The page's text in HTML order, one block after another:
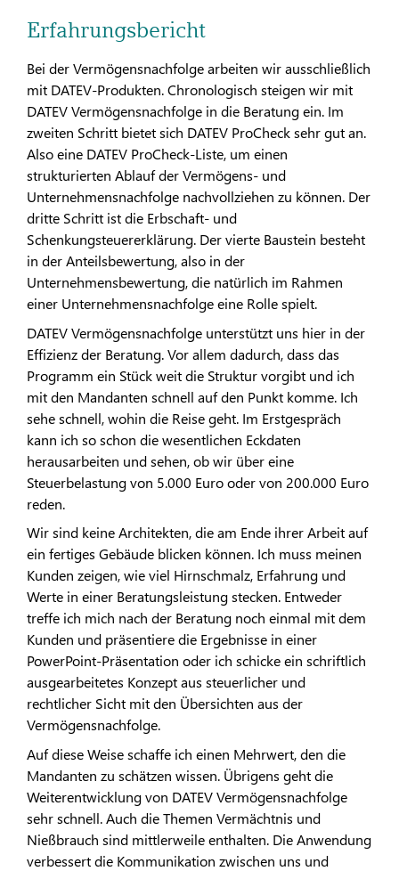
Erfahrungsbericht
Bei der Vermögensnachfolge arbeiten wir ausschließlich
mit DATEV-Produkten. Chronologisch steigen wir mit
DATEV Vermögensnachfolge in die Beratung ein. Im
zweiten Schritt bietet sich DATEV ProCheck sehr gut an.
Also eine DATEV ProCheck-Liste, um einen
strukturierten Ablauf der Vermögens- und
Unternehmensnachfolge nachvollziehen zu können. Der
dritte Schritt ist die Erbschaft- und
Schenkungsteuererklärung. Der vierte Baustein besteht
in der Anteilsbewertung, also in der
Unternehmensbewertung, die natürlich im Rahmen
einer Unternehmensnachfolge eine Rolle spielt.
DATEV Vermögensnachfolge unterstützt uns hier in der
Effizienz der Beratung. Vor allem dadurch, dass das
Programm ein Stück weit die Struktur vorgibt und ich
mit den Mandanten schnell auf den Punkt komme. Ich
sehe schnell, wohin die Reise geht. Im Erstgespräch
kann ich so schon die wesentlichen Eckdaten
herausarbeiten und sehen, ob wir über eine
Steuerbelastung von 5.000 Euro oder von 200.000 Euro
reden.
Wir sind keine Architekten, die am Ende ihrer Arbeit auf
ein fertiges Gebäude blicken können. Ich muss meinen
Kunden zeigen, wie viel Hirnschmalz, Erfahrung und
Werte in einer Beratungsleistung stecken. Entweder
treffe ich mich nach der Beratung noch einmal mit dem
Kunden und präsentiere die Ergebnisse in einer
PowerPoint-Präsentation oder ich schicke ein schriftlich
ausgearbeitetes Konzept aus steuerlicher und
rechtlicher Sicht mit den Übersichten aus der
Vermögensnachfolge.
Auf diese Weise schaffe ich einen Mehrwert, den die
Mandanten zu schätzen wissen. Übrigens geht die
Weiterentwicklung von DATEV Vermögensnachfolge
sehr schnell. Auch die Themen Vermächtnis und
Nießbrauch sind mittlerweile enthalten. Die Anwendung
verbessert die Kommunikation zwischen uns und